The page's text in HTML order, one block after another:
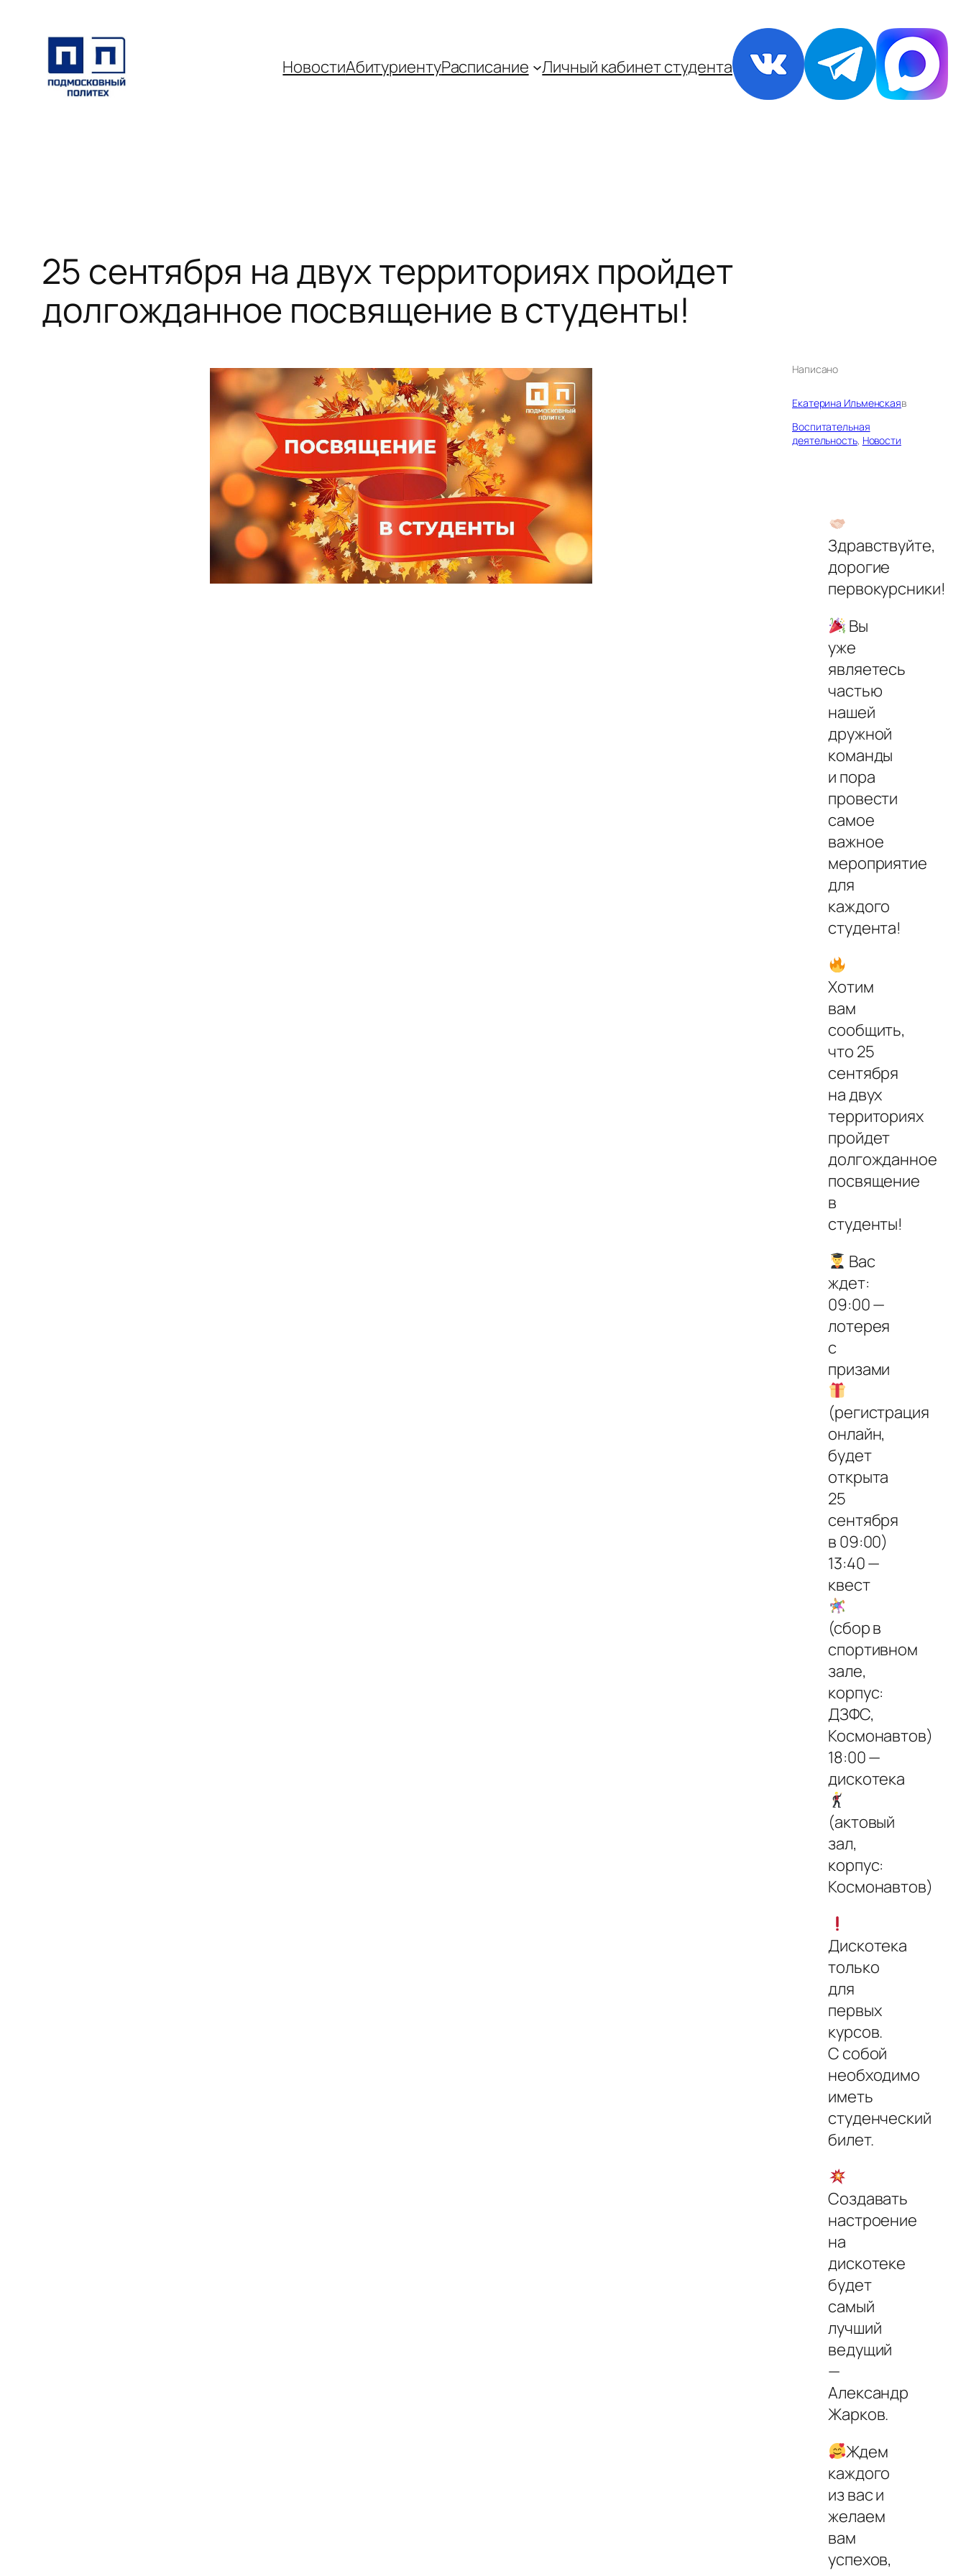
содержимому
НовостиАбитуриентуРаспиcание Личный кабинет студента
25 сентября на двух территориях пройдет
долгожданное посвящение в студенты!
Написано
Екатерина Ильменскаяв
Воспитательная
деятельность, Новости
Здравствуйте,
дорогие
первокурсники!
Вы
уже
являетесь
частью
нашей
дружной
команды
и пора
провести
самое
важное
мероприятие
для
каждого
студента!
Хотим
вам
сообщить,
что 25
сентября
на двух
территориях
пройдет
долгожданное
посвящение
в
студенты!
Вас
ждет:
09:00 —
лотерея
с
призами
(регистрация
онлайн,
будет
открыта
25
сентября
в 09:00)
13:40 —
квест
(сбор в
спортивном
зале,
корпус:
ДЗФС,
Космонавтов)
18:00 —
дискотека
(актовый
зал,
корпус:
Космонавтов)
Дискотека
только
для
первых
курсов.
С собой
необходимо
иметь
студенческий
билет.
Создавать
настроение
на
дискотеке
будет
самый
лучший
ведущий
—
Александр
Жарков.
Ждем
каждого
из вас и
желаем
вам
успехов,